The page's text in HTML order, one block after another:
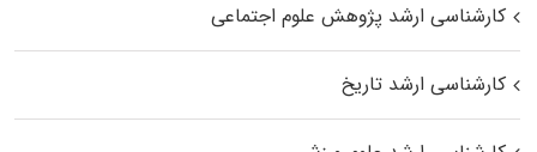
کارشناسی ارشد پژوهش علوم اجتماعی
کارشناسی ارشد تاریخ